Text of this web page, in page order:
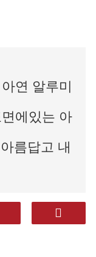
연 알루미
에있는 아
름답고 내
및 기타